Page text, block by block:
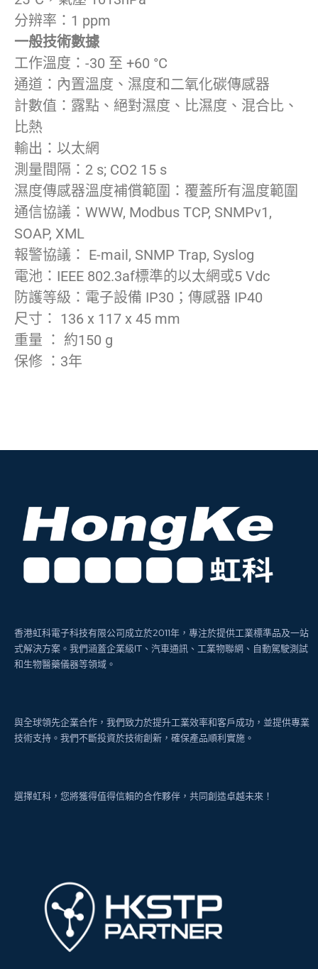
分辨率：1 ppm
一般技術數據
工作溫度：-30 至 +60 °C
通道：內置溫度、濕度和二氧化碳傳感器
計數值：露點、絕對濕度、比濕度、混合比、
比熱
輸出：以太網
測量間隔：2 s; CO2 15 s
濕度傳感器溫度補償範圍：覆蓋所有溫度範圍
通信協議：WWW, Modbus TCP, SNMPv1,
SOAP, XML
報警協議： E-mail, SNMP Trap, Syslog
電池：IEEE 802.3af標準的以太網或5 Vdc
防護等級：電子設備 IP30；傳感器 IP40
尺寸： 136 x 117 x 45 mm
重量 ： 約150 g
保修 ：3年
香港虹科電子科技有限公司成立於2011年，專注於提供工業標準品及一站
式解決方案。我們涵蓋企業級IT、汽車通訊、工業物聯網、自動駕駛測試
和生物醫藥儀器等領域。
與全球領先企業合作，我們致力於提升工業效率和客戶成功，並提供專業
技術支持。我們不斷投資於技術創新，確保產品順利實施。
選擇虹科，您將獲得值得信賴的合作夥伴，共同創造卓越未來！